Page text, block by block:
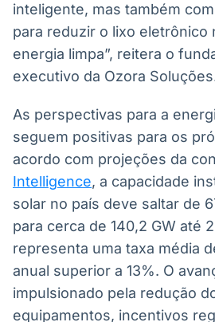
inteligente, mas também
para reduzir o lixo eletrônico
energia limpa”, reitera o
executivo da Ozora
As perspectivas para a
seguem positivas para os
acordo com projeções da
Intelligence, a capacidade
solar no país deve saltar de
para cerca de 140,2 GW até
representa uma taxa média
anual superior a 13%. O
impulsionado pela redução
equipamentos, incentivos